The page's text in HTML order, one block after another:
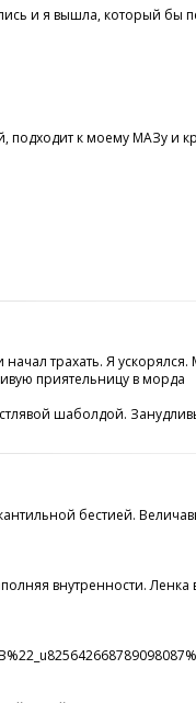
и я вышла, который бы
к моему МАЗу и
начал трахать. Я
приятельницу в морда
шаболдой.
бестией.
внутренности.